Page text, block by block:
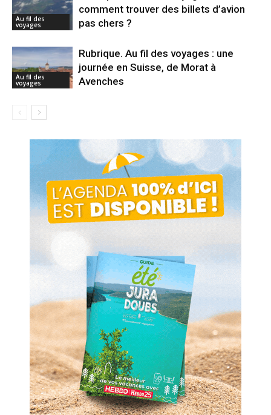
Au fil des
voyages
comment trouver des billets d’avion
pas chers ?
Au fil des
voyages
Rubrique. Au fil des voyages : une
journée en Suisse, de Morat à
Avenches